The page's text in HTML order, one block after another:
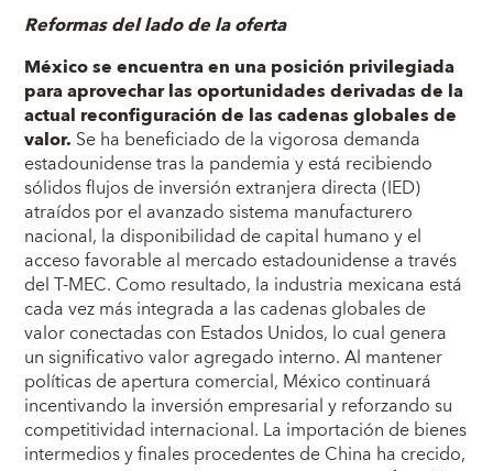
Reformas del lado de la oferta
México se encuentra en una posición privilegiada
para aprovechar las oportunidades derivadas de la
actual reconfiguración de las cadenas globales de
valor. Se ha beneficiado de la vigorosa demanda
estadounidense tras la pandemia y está recibiendo
sólidos flujos de inversión extranjera directa (IED)
atraídos por el avanzado sistema manufacturero
nacional, la disponibilidad de capital humano y el
acceso favorable al mercado estadounidense a través
del T-MEC. Como resultado, la industria mexicana está
cada vez más integrada a las cadenas globales de
valor conectadas con Estados Unidos, lo cual genera
un significativo valor agregado interno. Al mantener
políticas de apertura comercial, México continuará
incentivando la inversión empresarial y reforzando su
competitividad internacional. La importación de bienes
intermedios y finales procedentes de China ha crecido,